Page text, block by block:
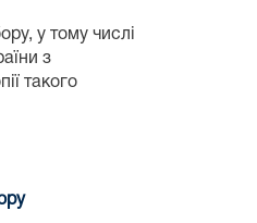
у тому числі
з
такого